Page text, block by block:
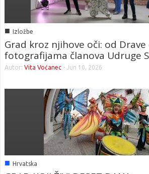
■ Izložbe
Grad kroz njihove oči: od
fotografijama članova Udruge
Autor: Vita Voćanec - Jun 10, 2026
■ Hrvatska